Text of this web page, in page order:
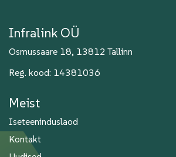
Infralink OÜ
Osmussaare 18, 13812 Tallinn
Reg. kood: 14381036
Meist
Iseteeninduslaod
Kontakt